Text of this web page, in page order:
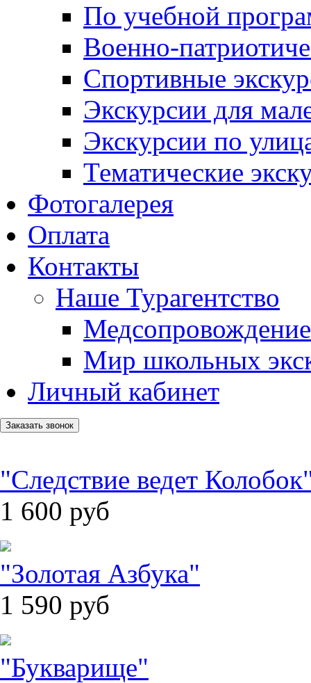
По учебной
Военно-
Спортивные
Экскурсии для
Экскурсии по
Тематические
Фотогалерея
Оплата
Контакты
Наше Турагентство
Медсопровождение
Мир школьных
Личный кабинет
Заказать звонок
"Следствие ведет
1 600 руб
"Золотая Азбука"
1 590 руб
"Букварище"